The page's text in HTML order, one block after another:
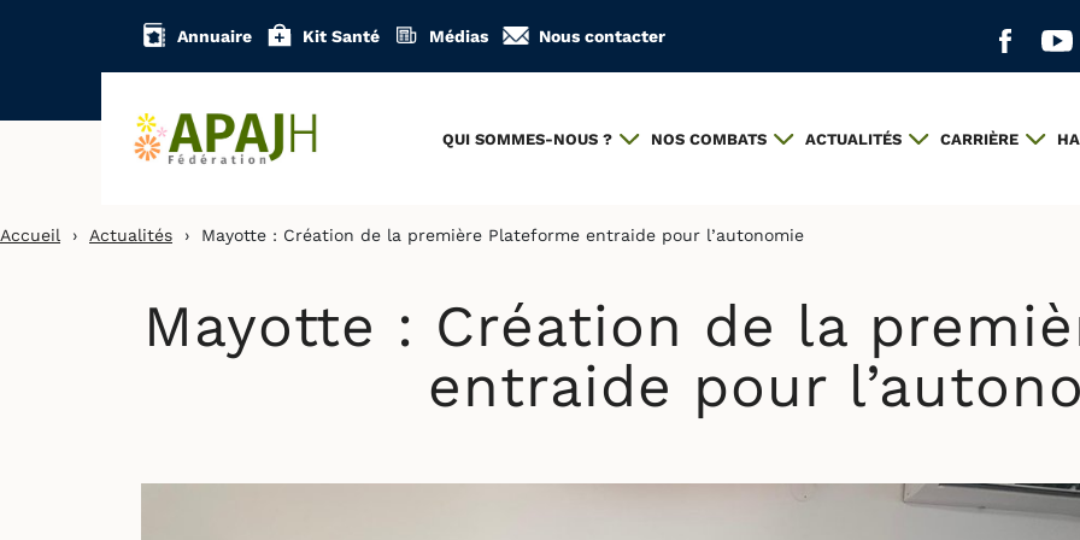
Annuaire Kit Santé Médias Nous contacter
Aller
QUI SOMMES-NOUS ? NOS COMBATS ACTUALITÉS CARRIÈRE
Accueil › Actualités › Mayotte : Création de la première Plateforme entraide pour l’autonomie
Mayotte : Création de la
entraide pour